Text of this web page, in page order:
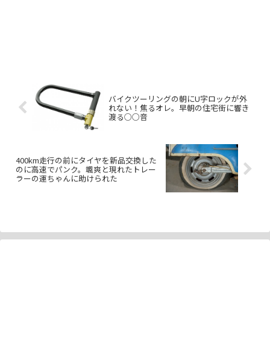
バイクツーリングの朝にU字ロックが外
れない！焦るオレ。早朝の住宅街に響き
渡る○○音
400km走行の前にタイヤを新品交換した
のに高速でパンク。颯爽と現れたトレー
ラーの運ちゃんに助けられた